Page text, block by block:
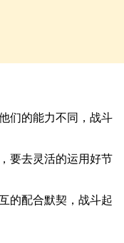
们的能力不同，战斗
要去灵活的运用好节
的配合默契，战斗起